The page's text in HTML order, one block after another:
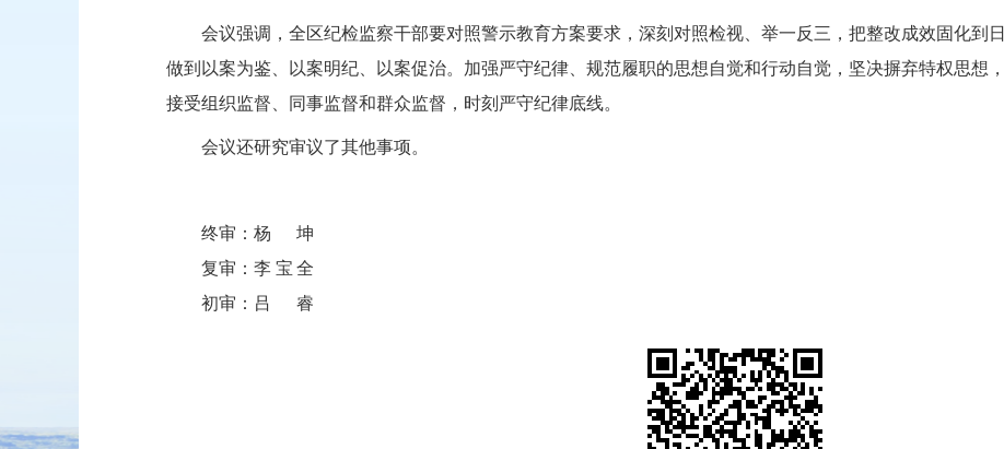
会议强调，全区纪检监察干部要对照警示教育方案要求，深刻对照检视、举一反三，把整改成效固化到
做到以案为鉴、以案明纪、以案促治。加强严守纪律、规范履职的思想自觉和行动自觉，坚决摒弃特权思想
接受组织监督、同事监督和群众监督，时刻严守纪律底线。
会议还研究审议了其他事项。
终审： 杨坤
复审： 李宝全
初审： 吕睿